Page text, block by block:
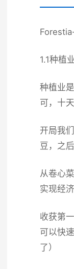
1.1种植
种植业
可，十
开局我
豆，之
从卷心
实现经济
收获第
可以快
了）